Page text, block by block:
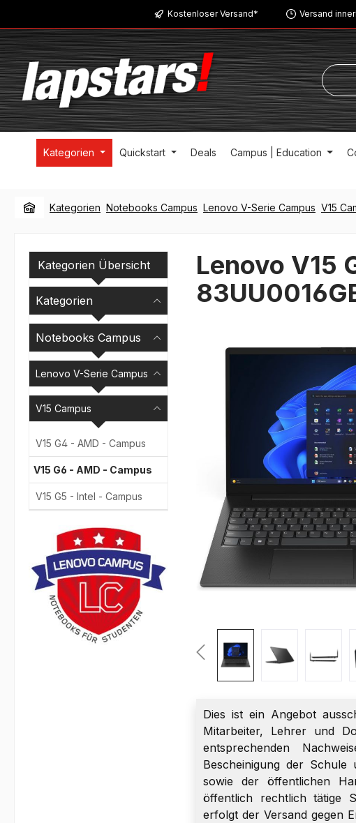
Zur Hauptnavigation springenKostenloser Versand* Versand
Kategorien Quickstart Deals Campus | Education
Kategorien Notebooks Campus Lenovo V-Serie Campus V15
Kategorien Übersicht
Kategorien
Notebooks Campus
Lenovo V-Serie Campus
V15 Campus
V15 G4 - AMD - Campus
V15 G6 - AMD - Campus
V15 G5 - Intel - Campus
Lenovo V15
Dies ist ein Angebot
Mitarbeiter, Lehrer und
entsprechenden
Bescheinigung der
sowie der öffentlichen
öffentlich rechtlich tätige
erfolgt der Versand gegen